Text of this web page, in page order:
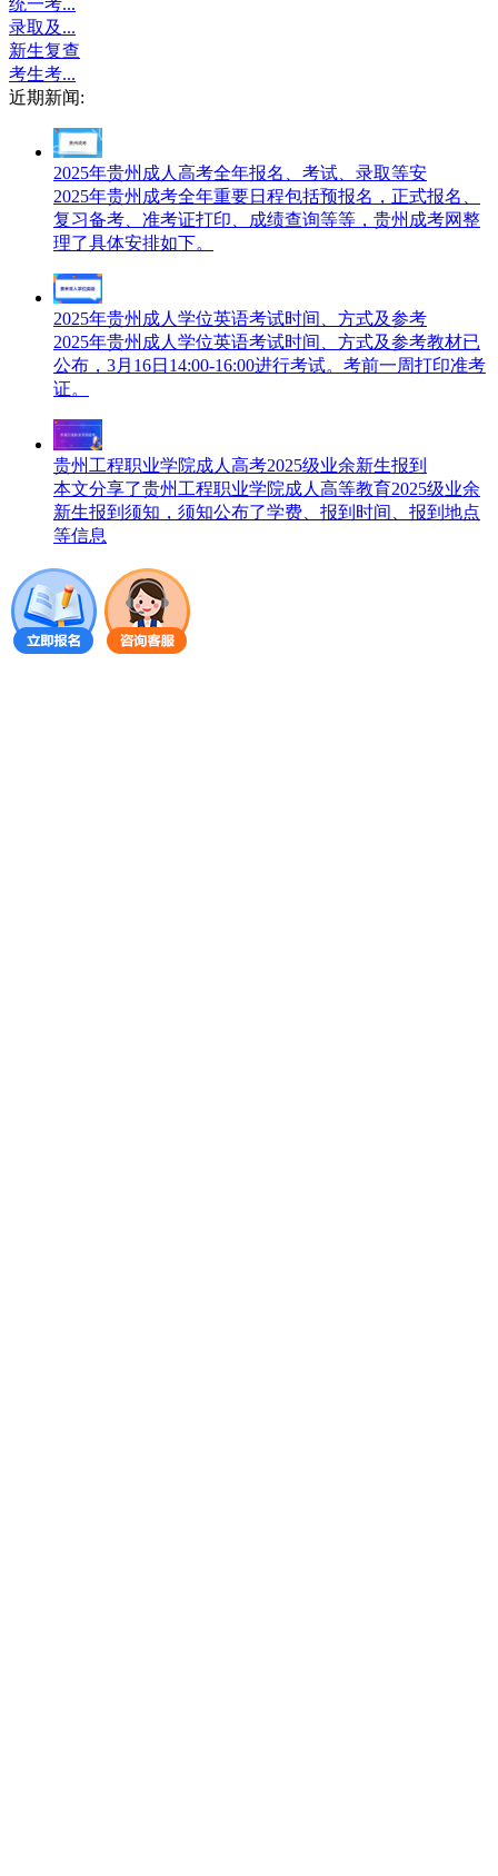
录取及...
新生复查
考生考...
近期新闻:
2025年贵州成人高考全年报名、考试、录取等安
2025年贵州成考全年重要日程包括预报名，正式报名、
复习备考、准考证打印、成绩查询等等，贵州成考网整
理了具体安排如下。
2025年贵州成人学位英语考试时间、方式及参考
2025年贵州成人学位英语考试时间、方式及参考教材已
公布，3月16日14:00-16:00进行考试。考前一周打印准考
证。
贵州工程职业学院成人高考2025级业余新生报到
本文分享了贵州工程职业学院成人高等教育2025级业余
新生报到须知，须知公布了学费、报到时间、报到地点
等信息